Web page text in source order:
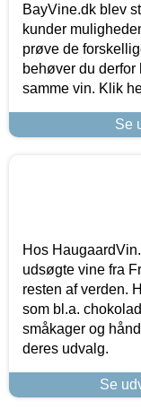
BayVine.dk blev
kunder
prøve de
behøver du
samme vin. Klik
Se
Hos
udsøgte vine fra
resten af verden.
som bl.a.
småkager og
deres udvalg.
Se